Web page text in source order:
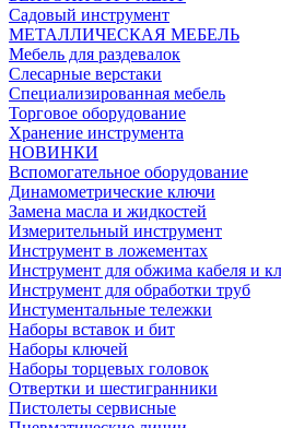
Садовый инструмент
МЕТАЛЛИЧЕСКАЯ МЕБЕЛЬ
Мебель для раздевалок
Слесарные верстаки
Специализированная мебель
Торговое оборудование
Хранение инструмента
НОВИНКИ
Вспомогательное оборудование
Динамометрические ключи
Замена масла и жидкостей
Измерительный инструмент
Инструмент в ложементах
Инструмент для обжима кабеля и
Инструмент для обработки труб
Инстументальные тележки
Наборы вставок и бит
Наборы ключей
Наборы торцевых головок
Отвертки и шестигранники
Пистолеты сервисные